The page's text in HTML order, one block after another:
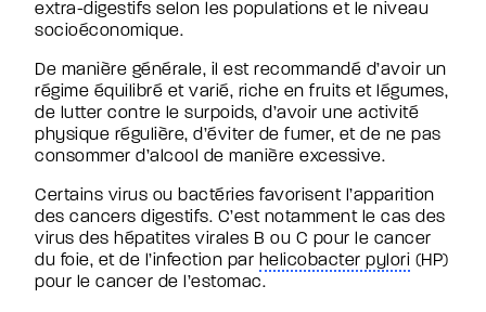
extra-digestifs selon les populations et le niveau
socioéconomique.
De manière générale, il est recommandé d’avoir un
régime équilibré et varié, riche en fruits et légumes,
de lutter contre le surpoids, d’avoir une activité
physique régulière, d’éviter de fumer, et de ne pas
consommer d’alcool de manière excessive.
Certains virus ou bactéries favorisent l’apparition
des cancers digestifs. C’est notamment le cas des
virus des hépatites virales B ou C pour le cancer
du foie, et de l’infection par helicobacter pylori (HP)
pour le cancer de l’estomac.